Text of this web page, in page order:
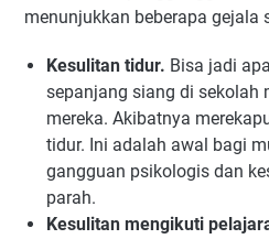
menunjukkan beberapa gejala
Kesulitan tidur. Bisa jadi
sepanjang siang di sekolah
mereka. Akibatnya
tidur. Ini adalah awal bagi
gangguan psikologis dan
parah.
Kesulitan mengikuti